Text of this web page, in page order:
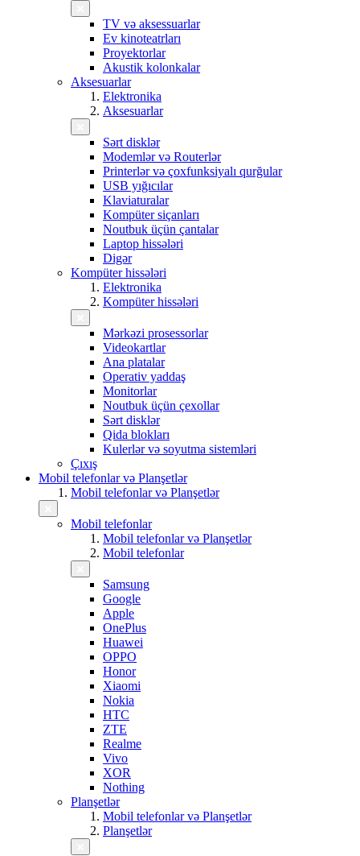
TV və aksessuarlar
Ev kinoteatrları
Proyektorlar
Akustik kolonkalar
Aksesuarlar
Elektronika
Aksesuarlar
Sərt disklər
Modemlər və Routerlər
Printerlər və çoxfunksiyalı qurğular
USB yığıcılar
Klaviaturalar
Kompüter siçanları
Noutbuk üçün çantalar
Laptop hissələri
Digər
Kompüter hissələri
Elektronika
Kompüter hissələri
Mərkəzi prosessorlar
Videokartlar
Ana platalar
Operativ yaddaş
Monitorlar
Noutbuk üçün çexollar
Sərt disklər
Qida blokları
Kulerlər və soyutma sistemləri
Çıxış
Mobil telefonlar və Planşetlər
Mobil telefonlar və Planşetlər
Mobil telefonlar
Mobil telefonlar və Planşetlər
Mobil telefonlar
Samsung
Google
Apple
OnePlus
Huawei
OPPO
Honor
Xiaomi
Nokia
HTC
ZTE
Realme
Vivo
XOR
Nothing
Planşetlər
Mobil telefonlar və Planşetlər
Planşetlər